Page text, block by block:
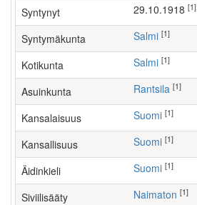
Syntynyt 29.10.1918 [1]
Syntymäkunta Salmi [1]
Kotikunta Salmi [1]
Asuinkunta Rantsila [1]
Kansalaisuus Suomi [1]
Kansallisuus Suomi [1]
Äidinkieli Suomi [1]
Siviilisääty Naimaton [1]